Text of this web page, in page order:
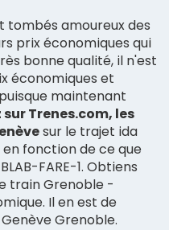
tombés amoureux des
prix économiques qui
bonne qualité, il n'est
économiques et
maintenant
sur Trenes.com, les
sur le trajet ida
fonction de ce que
FARE-1. Obtiens
train Grenoble -
Il en est de
Grenoble.